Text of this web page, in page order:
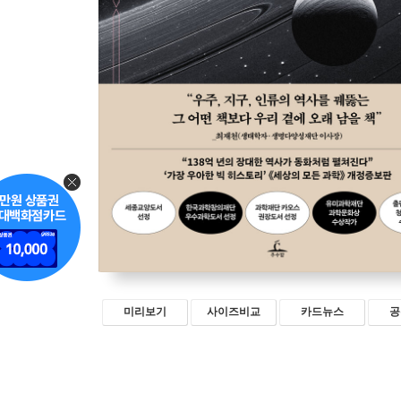
미리보기 사이즈비교 카드뉴스